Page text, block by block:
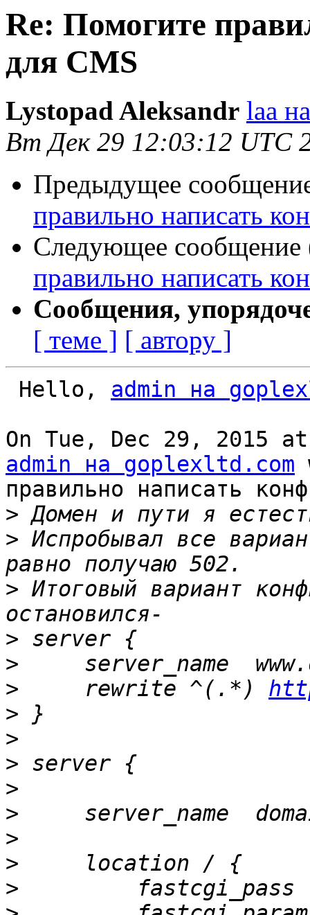
Re: Помогите
для CMS
Lystopad Aleksandr laa
Вт Дек 29 12:03:12 UTC
Предыдущее
правильно написать
Следующее сообщение
правильно написать
Сообщения,
[ теме ] [ автору ]
Hello, admin на
admin на goplexltd.com
правильно написать
>
> Испробывал все
> Итоговый вариант
>
>
>
     rewrite ^(.*)
>
>
>
>
>
>
>
>